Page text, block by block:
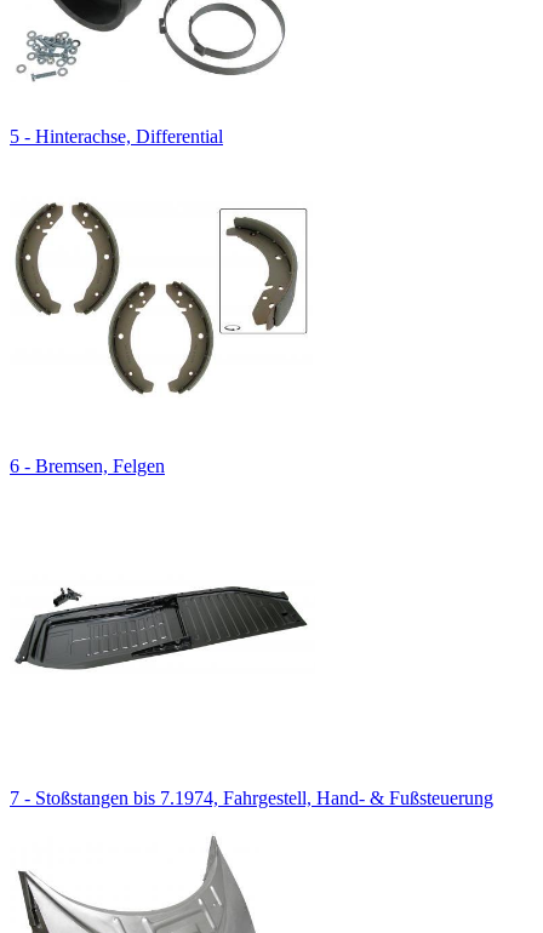
5 - Hinterachse, Differential
6 - Bremsen, Felgen
7 - Stoßstangen bis 7.1974, Fahrgestell, Hand- & Fußsteuerung